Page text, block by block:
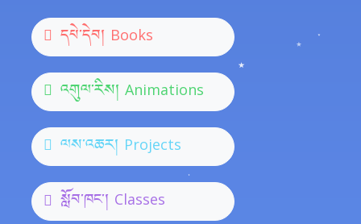
དཔེ་དེབ། Books
འགུལ་རིས། Animations
ལས་འཆར། Projects
སློབ་ཁང་། Classes